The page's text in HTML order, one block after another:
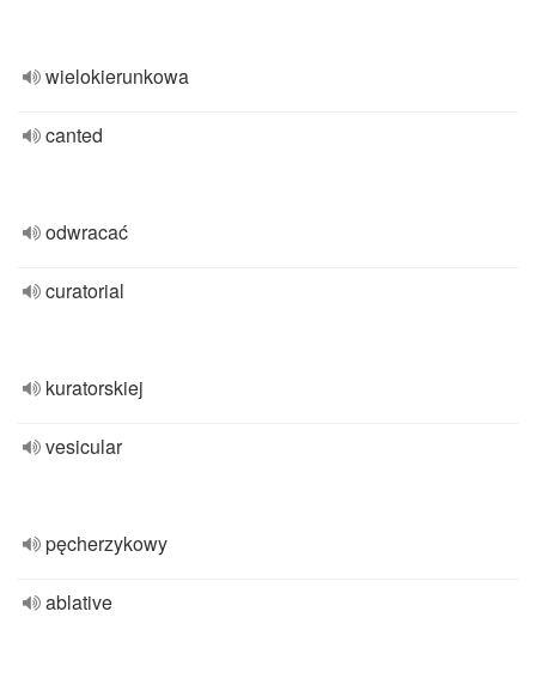
wielokierunkowa
canted
odwracać
curatorial
kuratorskiej
vesicular
pęcherzykowy
ablative